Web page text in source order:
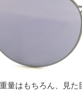
量はもちろん、見